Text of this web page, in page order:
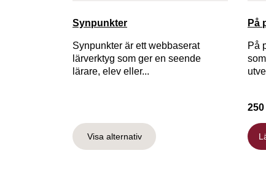
Synpunkter
Synpunkter är ett webbaserat
lärverktyg som ger en seende
lärare, elev eller...
Visa alternativ
På
På